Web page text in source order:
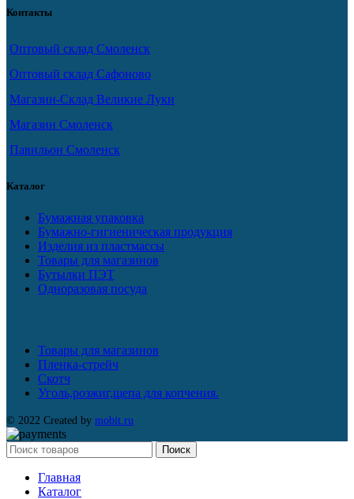
Контакты
Оптовый склад Смоленск
Оптовый склад Сафоново
Магазин-Склад Великие Луки
Магазин Смоленск
Павильон Смоленск
Каталог
Бумажная упаковка
Бумажно-гигиеническая продукция
Изделия из пластмассы
Товары для магазинов
Бутылки ПЭТ
Одноразовая посуда
Товары для магазинов
Пленка-стрейч
Скотч
Уголь,розжиг,щепа для копчения.
© 2022 Created by mobit.ru
Поиск
Главная
Каталог